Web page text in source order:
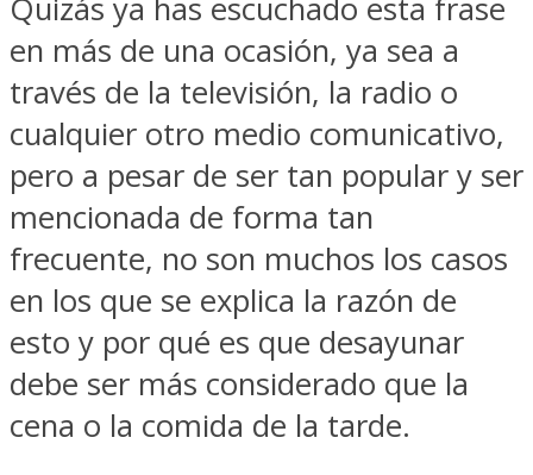
Quizás ya has escuchado esta frase
en más de una ocasión, ya sea a
través de la televisión, la radio o
cualquier otro medio comunicativo,
pero a pesar de ser tan popular y ser
mencionada de forma tan
frecuente, no son muchos los casos
en los que se explica la razón de
esto y por qué es que desayunar
debe ser más considerado que la
cena o la comida de la tarde.